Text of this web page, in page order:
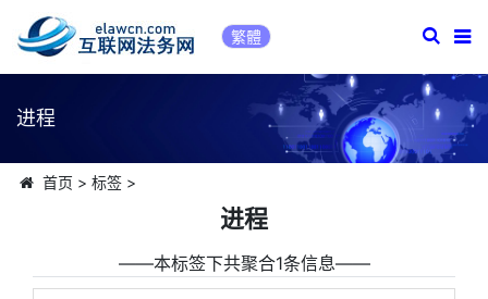
繁體
进程
首页 > 标签>
进程
――本标签下共聚合1条信息――